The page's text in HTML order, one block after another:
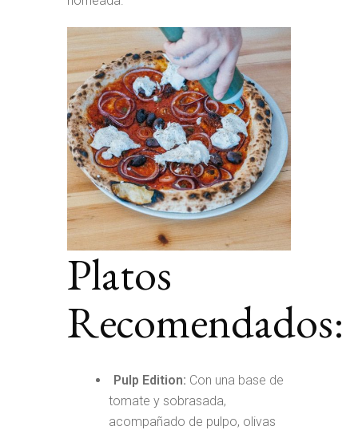
Platos
Recomendados:
Pulp Edition: Con una base de
tomate y sobrasada,
acompañado de pulpo, olivas